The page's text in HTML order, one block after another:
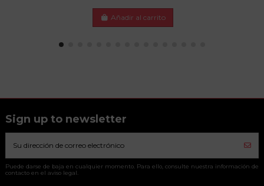
Añadir al carrito
Sign up to newsletter
Puede darse de baja en cualquier momento. Para ello, consulte nuestra información de
contacto en el aviso legal.